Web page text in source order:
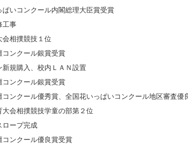
いコンクール内閣総理大臣賞受賞
事
相撲競技１位
ンクール銀賞受賞
購入、校内ＬＡＮ設置
ンクール銀賞受賞
クール優秀賞、全国花いっぱいコンクール地区審査優
相撲競技学童の部第２位
ープ完成
ンクール優良賞受賞